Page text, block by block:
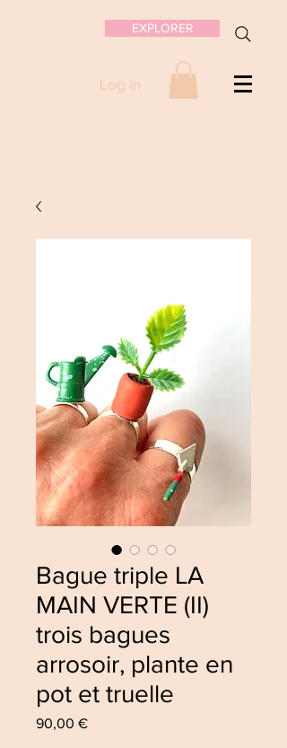
EXPLORER
Log in
Bague triple LA
MAIN VERTE (II)
trois bagues
arrosoir, plante en
pot et truelle
90,00 €Price